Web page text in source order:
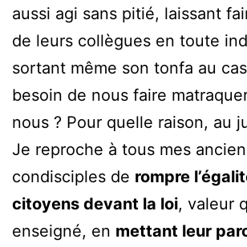
aussi agi sans pitié, laissant
de leurs collègues en toute
sortant même son tonfa au
besoin de nous faire
nous ? Pour quelle raison, au
Je reproche à tous mes
condisciples de rompre
citoyens devant la loi, valeur
enseigné, en mettant leur